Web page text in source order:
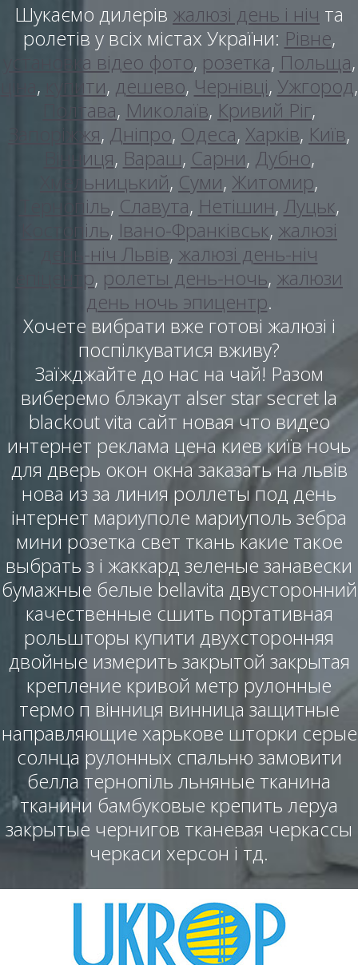
Шукаємо дилерів жалюзі день і ніч та
ролетів у всіх містах України: Рівне,
установка відео фото, розетка, Польща,
, купити, дешево, Чернівці, Ужгород,
Полтава, Миколаїв, Кривий Ріг,
Запоріжжя, Дніпро, Одеса, Харків, Київ,
Вінниця, Вараш, Сарни, Дубно,
Хмельницький, Суми, Житомир,
Тернопіль, Славута, Нетішин, Луцьк,
Костопіль, Івано-Франківськ, жалюзі
день-ніч Львів, жалюзі день-ніч
епіцентр, ролеты день-ночь, жалюзи
день ночь эпицентр.
Хочете вибрати вже готові жалюзі і
поспілкуватися вживу?
Заїжджайте до нас на чай! Разом
виберемо блэкаут alser star secret la
blackout vita сайт новая что видео
интернет реклама цена киев київ ночь
для дверь окон окна заказать на львів
нова из за линия роллеты под день
інтернет мариуполе мариуполь зебра
мини розетка свет ткань какие такое
выбрать з і жаккард зеленые занавески
бумажные белые bellavita двусторонний
качественные сшить портативная
рольшторы купити двухсторонняя
двойные измерить закрытой закрытая
крепление кривой метр рулонные
термо п вінниця винница защитные
направляющие харькове шторки серые
солнца рулонных спальню замовити
белла тернопіль льняные тканина
тканини бамбуковые крепить леруа
закрытые чернигов тканевая черкассы
черкаси херсон і тд.